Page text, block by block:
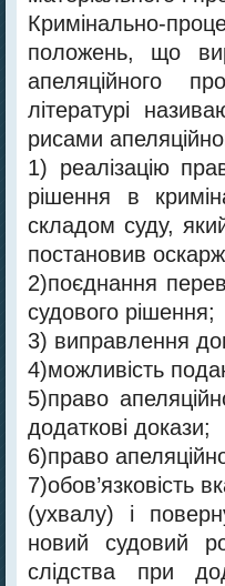
Кримінально-
положень, що
апеляційного
літературі
рисами
1) реалізацію
рішення в
складом суду,
постановив
2)поєднання
судового рішення;
3) виправлення
4)можливість
5)право
додаткові докази;
6)право
7)обов’язковість
(ухвалу) і
новий судовий
слідства при